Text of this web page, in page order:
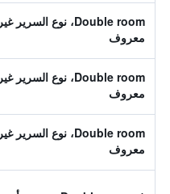
Double room، نوع السرير غير
معروف
Double room، نوع السرير غير
معروف
Double room، نوع السرير غير
معروف